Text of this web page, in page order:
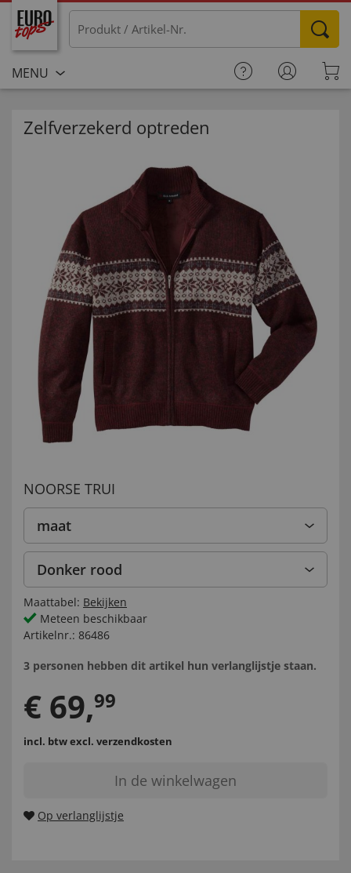
MENU
Zelfverzekerd optreden
NOORSE TRUI
maat
Donker rood
Maattabel: Bekijken
Meteen beschikbaar
Artikelnr.: 86486
3 personen hebben dit artikel hun verlanglijstje staan.
€ 69,99
incl. btwexcl. verzendkosten
In de winkelwagen
Op verlanglijstje